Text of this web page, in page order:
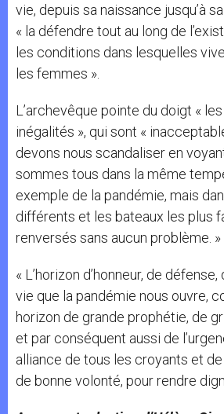
vie, depuis sa naissance jusqu’à
« la défendre tout au long de
les conditions dans lesquelles
les femmes ».
L’archevêque pointe du doigt «
inégalités », qui sont «
devons nous scandaliser en
sommes tous dans la même
exemple de la pandémie, mais
différents et les bateaux les plus
renversés sans aucun problème. »
« L’horizon d’honneur, de
vie que la pandémie nous ouvre,
horizon de grande prophétie, de
et par conséquent aussi de
alliance de tous les croyants et
de bonne volonté, pour rendre